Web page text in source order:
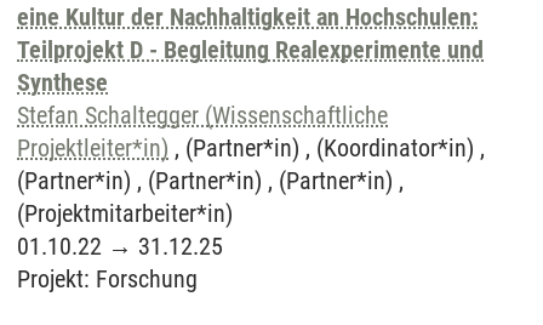
eine Kultur der Nachhaltigkeit an Hochschulen:
Teilprojekt D - Begleitung Realexperimente und
Synthese
Stefan Schaltegger (Wissenschaftliche
Projektleiter*in) , (Partner*in) , (Koordinator*in) ,
(Partner*in) , (Partner*in) , (Partner*in) ,
(Projektmitarbeiter*in)
01.10.22 → 31.12.25
Projekt: Forschung